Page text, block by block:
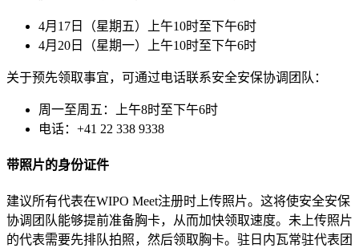
4月17日（星期五）上午10时至下午6时
4月20日（星期一）上午10时至下午6时
关于预先领取事宜，可通过电话联系安全安保协调团队：
周一至周五：上午8时至下午6时
电话：+41 22 338 9338
带照片的身份证件
建议所有代表在WIPO Meet注册时上传照片。这将使安全安保
协调团队能够提前准备胸卡，从而加快领取速度。未上传照片
的代表需要先排队拍照，然后领取胸卡。驻日内瓦常驻代表团